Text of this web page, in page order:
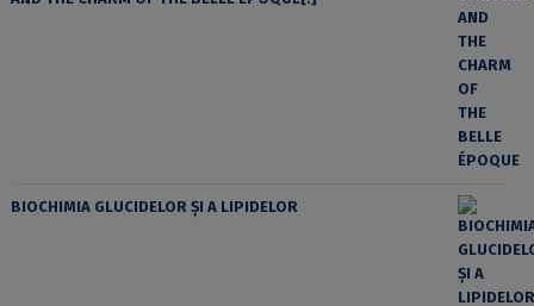
BIOCHIMIA GLUCIDELOR ȘI A LIPIDELOR